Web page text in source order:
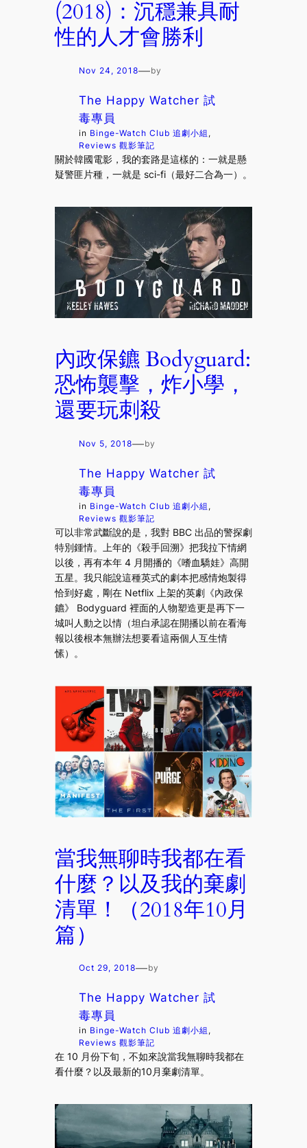
(2018)：沉穩兼具耐
性的人才會勝利
Nov 24, 2018—by
The Happy Watcher 試
毒專員
in Binge-Watch Club 追劇小組
Reviews 觀影筆記
關於韓國電影，我的套路是這樣的：一就是懸
疑警匪片種，一就是 sci-fi（最好二合為一）。
內政保鑣 Bodyguard:
恐怖襲擊，炸小學，
還要玩刺殺
Nov 5, 2018—by
The Happy Watcher 試
毒專員
in Binge-Watch Club 追劇小組
Reviews 觀影筆記
可以非常武斷說的是，我對 BBC 出品的警探劇
特別鍾情。上年的《殺手回溯》把我拉下情網
以後，再有本年 4 月開播的《嗜血驕娃》高開
五星。我只能說這種英式的劇本把感情炮製得
恰到好處，剛在 Netflix 上架的英劇《內政保
鑣》 Bodyguard 裡面的人物塑造更是再下一
城叫人動之以情（坦白承認在開播以前在看海
報以後根本無辦法想要看這兩個人互生情
愫）。
當我無聊時我都在看
什麼？以及我的棄劇
清單！（2018年10月
篇）
Oct 29, 2018—by
The Happy Watcher 試
毒專員
in Binge-Watch Club 追劇小組
Reviews 觀影筆記
在 10 月份下旬，不如來說當我無聊時我都在
看什麼？以及最新的10月棄劇清單。